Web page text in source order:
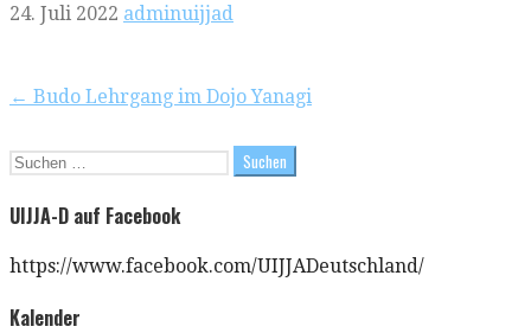
24. Juli 2022 adminuijjad
Beitragsnavigation
← Budo Lehrgang im Dojo Yanagi
Suchen
UIJJA-D auf Facebook
https://www.facebook.com/UIJJADeutschland/
Kalender